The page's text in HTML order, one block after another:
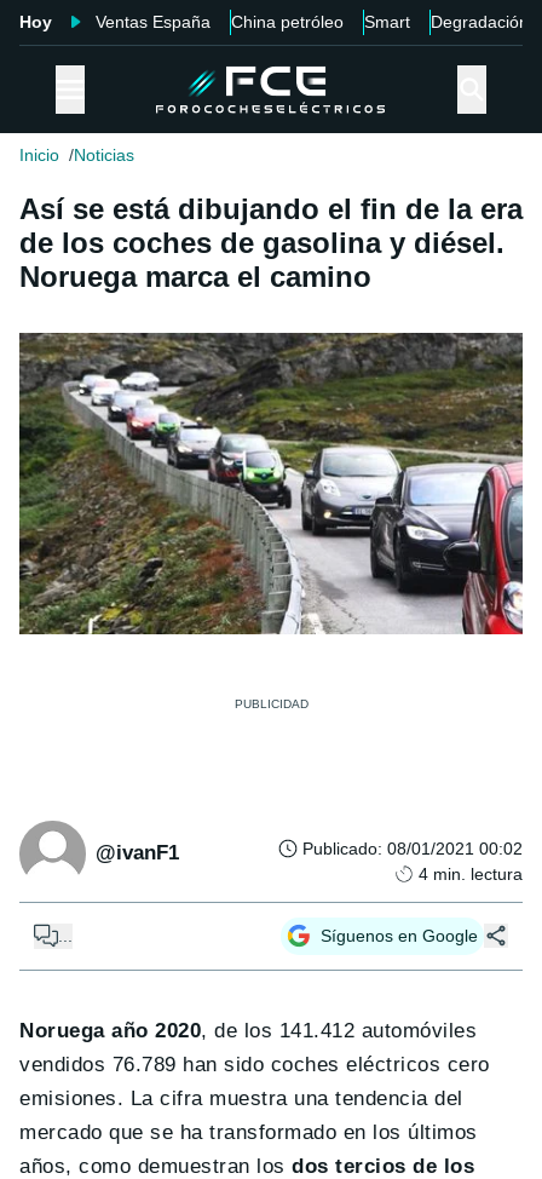
Hoy Ventas España China petróleo Smart Degradación
Inicio Noticias
Así se está dibujando el fin de la era
de los coches de gasolina y diésel.
Noruega marca el camino
@ivanF1 Publicado: 08/01/2021 00:02
4 min. lectura
Síguenos en Google
Noruega año 2020, de los 141.412 automóviles
vendidos 76.789 han sido coches eléctricos cero
emisiones. La cifra muestra una tendencia del
mercado que se ha transformado en los últimos
años, como demuestran losdos tercios de los